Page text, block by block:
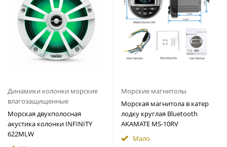
Динамики колонки морские
влагозащищенные
Морская двухполосная
акустика колонки INFINITY
622MLW
Морские магнитолы
Морская магнитола в катер
лодку круглая Bluetooth
AKAMATE MS-10RV
Мало